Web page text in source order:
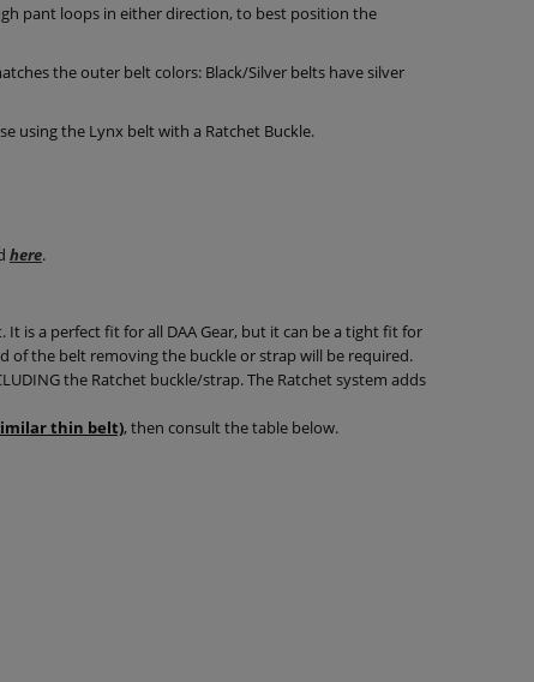
pant loops in either direction, to best position the
the outer belt colors: Black/Silver belts have silver
using the Lynx belt with a Ratchet Buckle.
here.
is a perfect fit for all DAA Gear, but it can be a tight fit for
of the belt removing the buckle or strap will be required.
the Ratchet buckle/strap. The Ratchet system adds
thin belt), then consult the table below.